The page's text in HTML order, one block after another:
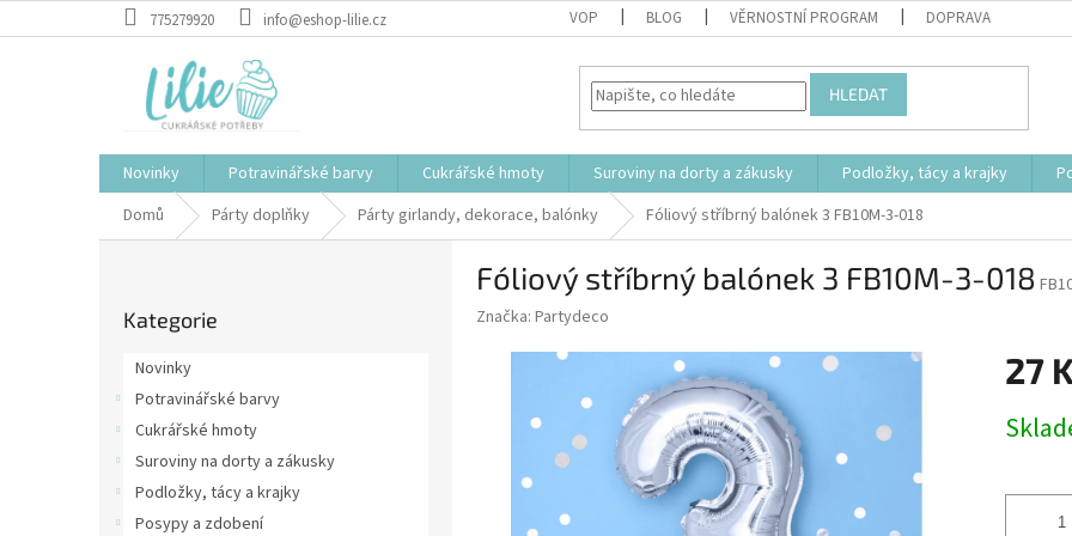
na
775279920 info@eshop-lilie.cz VOP BLOG VĚRNOSTNÍ PROGRAM DOPRAVA
HLEDAT
Novinky Potravinářské barvy Cukrářské hmoty Suroviny na dorty a zákusky Podložky, tácy a krajky
Domů
Párty doplňky Párty girlandy, dekorace, balónky Fóliový stříbrný balónek 3 FB10M-3-018
kategorie
Kategorie
Novinky
Potravinářské barvy
Cukrářské hmoty
Suroviny na dorty a zákusky
Podložky, tácy a krajky
Posypy a zdobení
Fóliový stříbrný balónek 3 FB10M-3-018
Značka: Partydeco
27
cena: